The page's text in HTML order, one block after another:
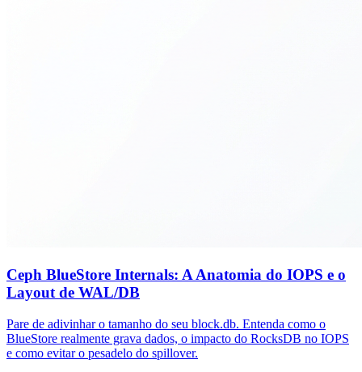
Ceph BlueStore Internals: A Anatomia do IOPS e o
Layout de WAL/DB
Pare de adivinhar o tamanho do seu block.db. Entenda como o
BlueStore realmente grava dados, o impacto do RocksDB no IOPS
e como evitar o pesadelo do spillover.